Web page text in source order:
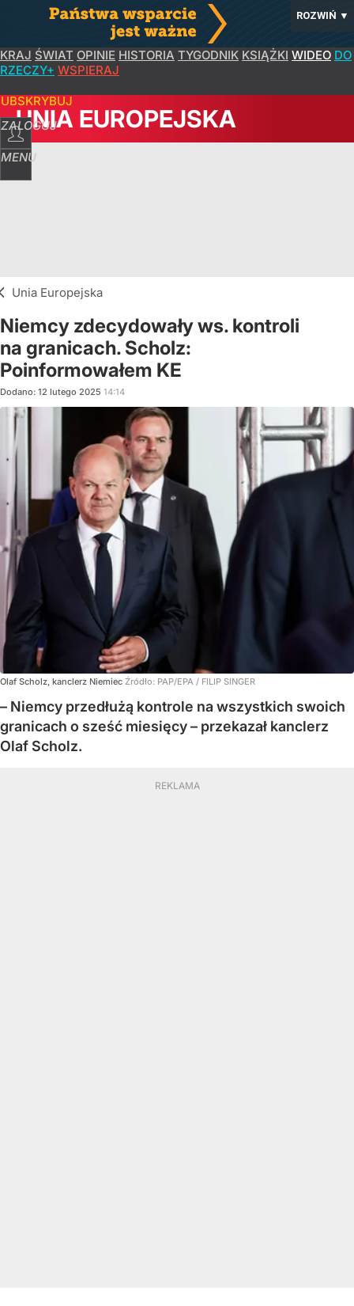
ROZWIŃ ▼
KRAJ ŚWIAT OPINIE HISTORIA TYGODNIK KSIĄŻKI WIDEO DO
RZECZY+ WSPIERAJ
ZALOGUJ
MENU
UNIA EUROPEJSKA
Unia Europejska
Niemcy zdecydowały ws. kontroli
na granicach. Scholz:
Poinformowałem KE
Dodano: 12 lutego 2025 14:14
Olaf Scholz, kanclerz Niemiec Źródło: PAP/EPA / FILIP SINGER
– Niemcy przedłużą kontrole na wszystkich swoich
granicach o sześć miesięcy – przekazał kanclerz
Olaf Scholz.